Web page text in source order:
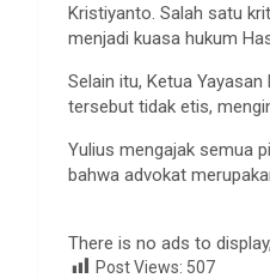
Kristiyanto. Salah satu
menjadi kuasa hukum
Selain itu, Ketua
tersebut tidak etis,
Yulius mengajak semua
bahwa advokat
There is no ads to
Post Views: 507